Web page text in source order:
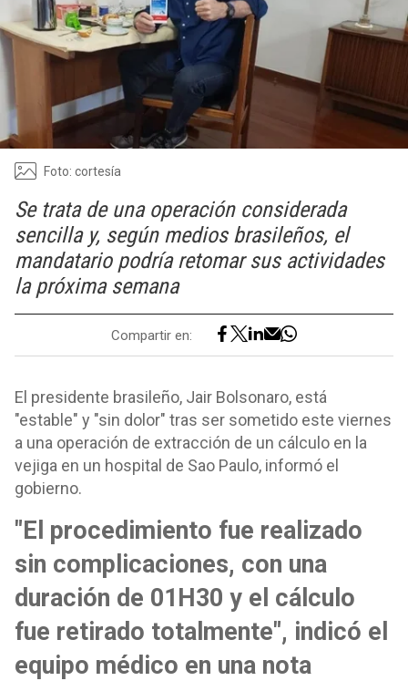
Foto: cortesía
Se trata de una operación considerada
sencilla y, según medios brasileños, el
mandatario podría retomar sus actividades
la próxima semana
Compartir en:
El presidente brasileño, Jair Bolsonaro, está
"estable" y "sin dolor" tras ser sometido este viernes
a una operación de extracción de un cálculo en la
vejiga en un hospital de Sao Paulo, informó el
gobierno.
"El procedimiento fue realizado
sin complicaciones, con una
duración de 01H30 y el cálculo
fue retirado totalmente", indicó el
equipo médico en una nota